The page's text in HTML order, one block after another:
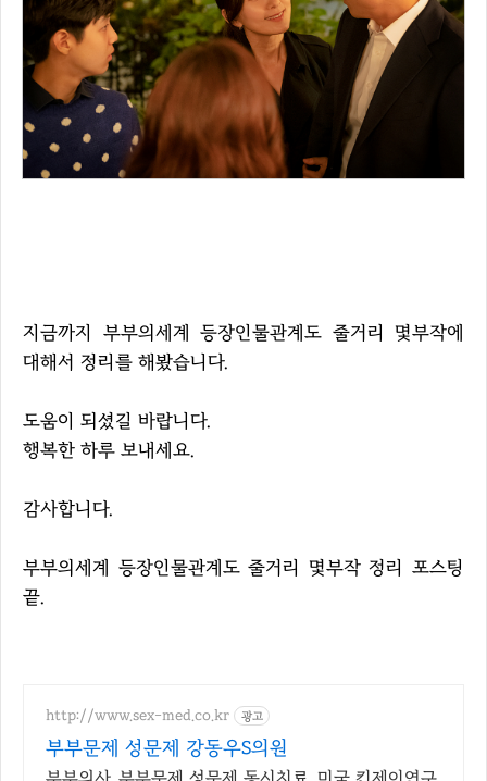
지금까지 부부의세계 등장인물관계도 줄거리 몇부작에
대해서 정리를 해봤습니다.
도움이 되셨길 바랍니다.
행복한 하루 보내세요.
감사합니다.
부부의세계 등장인물관계도 줄거리 몇부작 정리 포스팅
끝.
http://www.sex-med.co.kr 광고
부부문제 성문제 강동우S의원